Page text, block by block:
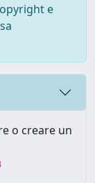
e
o creare un